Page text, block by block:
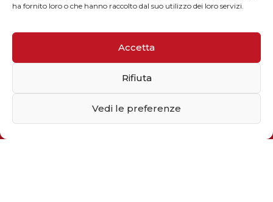
ha fornito loro o che hanno raccolto dal suo utilizzo dei loro servizi.
Accetta
Rifiuta
Vedi le preferenze
Iscriviti alla newsletter
Inserisci il tuo indirizzo email